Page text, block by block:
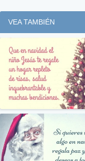
VEA TAMBIÉN